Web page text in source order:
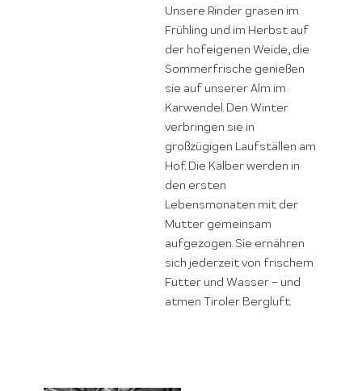
Unsere Rinder grasen im
Frühling und im Herbst auf
der hofeigenen Weide, die
Sommerfrische genießen
sie auf unserer Alm im
Karwendel. Den Winter
verbringen sie in
großzügigen Laufställen am
Hof. Die Kälber werden in
den ersten
Lebensmonaten mit der
Mutter gemeinsam
aufgezogen. Sie ernähren
sich jederzeit von frischem
Futter und Wasser – und
atmen Tiroler Bergluft.